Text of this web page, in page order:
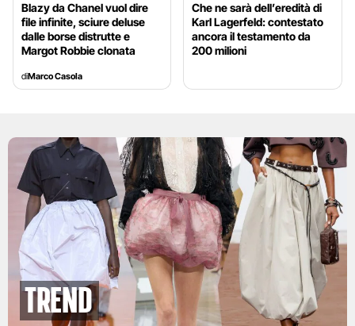
Blazy da Chanel vuol dire
file infinite, sciure deluse
dalle borse distrutte e
Margot Robbie clonata
diMarco Casola
Che ne sarà dell’eredità di
Karl Lagerfeld: contestato
ancora il testamento da
200 milioni
Trend